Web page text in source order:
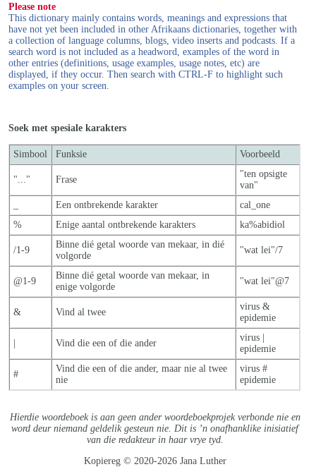
Please note
This dictionary mainly contains words, meanings and expressions that
have not yet been included in other Afrikaans dictionaries, together with
a collection of language columns, blogs, video inserts and podcasts. If a
search word is not included as a headword, examples of the word in
other entries (definitions, usage examples, usage notes, etc) are
displayed, if they occur. Then search with CTRL-F to highlight such
examples on your screen.
Soek met spesiale karakters
Simbool Funksie Voorbeeld
"..." Frase
"ten opsigte
van"
Een ontbrekende karakter
cal_one
%
Enige aantal ontbrekende karakters ka%abidiol
/1-9
Binne dié getal woorde van mekaar, in dié
volgorde
"wat lei"/7
@1-9
Binne dié getal woorde van mekaar, in
enige volgorde
"wat lei"@7
& Vind al twee
virus &
epidemie
Vind die een of die ander
virus |
epidemie
#
Vind die een of die ander, maar nie al twee
nie
virus #
epidemie
Hierdie woordeboek is aan geen ander woordeboekprojek verbonde nie en
word deur niemand geldelik gesteun nie. Dit is ’n onafhanklike inisiatief
van die redakteur in haar vrye tyd.
Kopiereg © 2020-2026 Jana Luther